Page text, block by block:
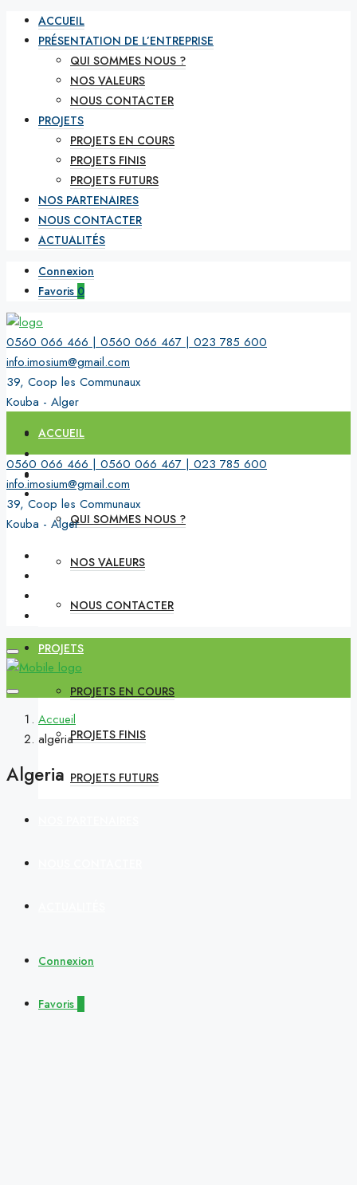
ACCUEIL
PRÉSENTATION DE L’ENTREPRISE
QUI SOMMES NOUS ?
NOS VALEURS
NOUS CONTACTER
PROJETS
PROJETS EN COURS
PROJETS FINIS
PROJETS FUTURS
NOS PARTENAIRES
NOUS CONTACTER
ACTUALITÉS
Connexion
Favoris 0
0560 066 466 | 0560 066 467 | 023 785 600
info.imosium@gmail.com
39, Coop les Communaux
Kouba - Alger
ACCUEIL
PRÉSENTATION DE L’ENTREPRISE
QUI SOMMES NOUS ?
NOS VALEURS
NOUS CONTACTER
PROJETS
PROJETS EN COURS
PROJETS FINIS
PROJETS FUTURS
Connexion
Favoris
0560 066 466 | 0560 066 467 | 023 785 600
info.imosium@gmail.com
39, Coop les Communaux
Kouba - Alger
Accueil
algeria
Algeria